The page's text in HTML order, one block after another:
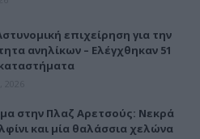
επιχείρηση για την
ανηλίκων – Ελέγχθηκαν 51
στην Πλαζ Αρετσούς: Νεκρά
και μία θαλάσσια χελώνα